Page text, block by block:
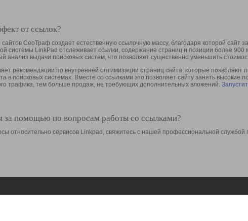
от ссылок?
СеоТраф создает естественную ссылочную массу, благодаря которой
системы LinkPad отслеживает ссылки, содержание страниц и позиции более
анализ выдачи поисковых систем, что позволяет существенно уменьшить
рекомендации по внутренней оптимизации страниц сайта, которые позволяют
в поисковых системах. Вместе со ссылками это позволяет сайту занять
трафика, тем больше продаж, не требующих дополнительных вложений.
за помощью по вопросам работы со ссылками?
относительно сервисов Linkpad, свяжитесь с нашей профессиональной